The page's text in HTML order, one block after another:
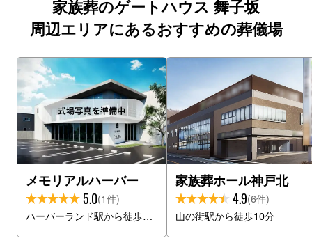
家族葬のゲートハウス 舞子坂
周辺エリアにあるおすすめの葬儀場
メモリアルハーバー
5.0(1件)
ハーバーランド駅から徒歩10分
家族葬ホール神戸北
4.9(6件)
山の街駅から徒歩10分